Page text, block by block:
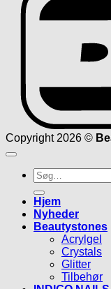
Copyright 2026 ©
Søg
efter:
Hjem
Nyheder
Beautystones
Acrylgel
Crystals
Glitter
Tilbehør